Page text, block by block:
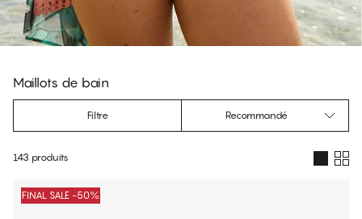
Maillots de bain
Filtre Recommandé
143 produits
Produits
FINAL SALE -50%